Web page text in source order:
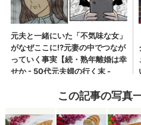
この記事の写真